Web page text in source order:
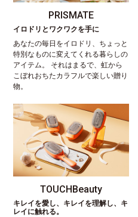
PRISMATE
イロドリとワクワクを手に
あなたの毎日をイロドリ、ちょっと
特別なものに変えてくれる暮らしの
アイテム。 それはまるで、虹から
こぼれおちたカラフルで楽しい贈り
物。
TOUCHBeauty
キレイを愛し、キレイを理解し、キ
レイに触れる。